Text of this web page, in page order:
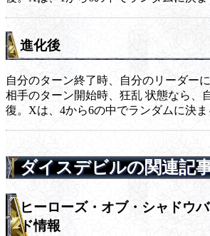
進化後
自分のターン終了時、自分のリーダーに
相手のターン開始時、 狂乱 状態なら、
復。Xは、4から6の中でランダムに決ま
ダイスデビルの関連記
ヒーローズ・オブ・シャドウ
ド情報